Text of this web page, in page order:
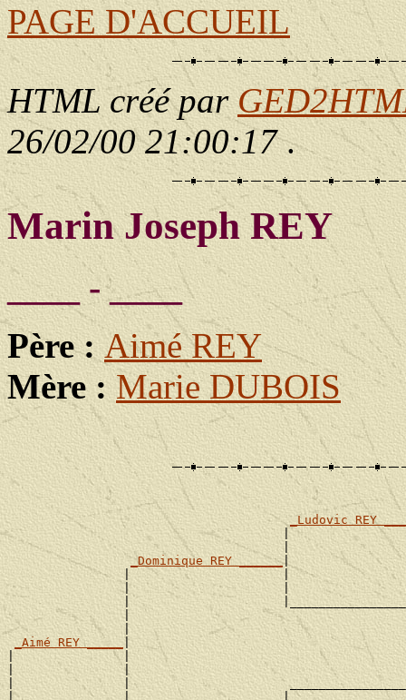
PAGE D'ACCUEIL
HTML créé par
26/02/00 21:00:17.
Marin Joseph REY
____ - ____
Père :Aimé REY
Mère :Marie DUBOIS
_Ludovic REY ___
|
|
_Dominique REY ______|
|                     |
|                     |
|
|
|
_Aimé REY _____
|
|               |
|               |
|               |
|               |                     |                |